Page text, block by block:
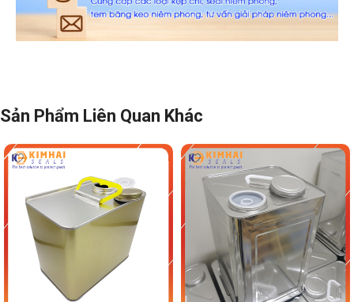
Sản Phẩm Liên Quan Khác